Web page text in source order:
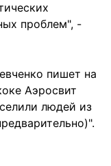
проблем", -
пишет на
Аэросвит
людей из